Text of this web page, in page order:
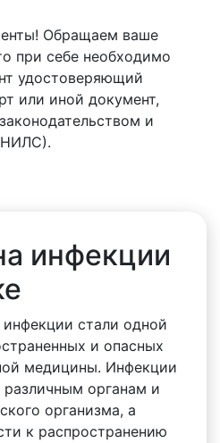
Обращаем ваше
при себе необходимо
удостоверяющий
или иной документ,
и
инфекции
стали одной
и опасных
медицины. Инфекции
различным органам и
организма, а
к распространению